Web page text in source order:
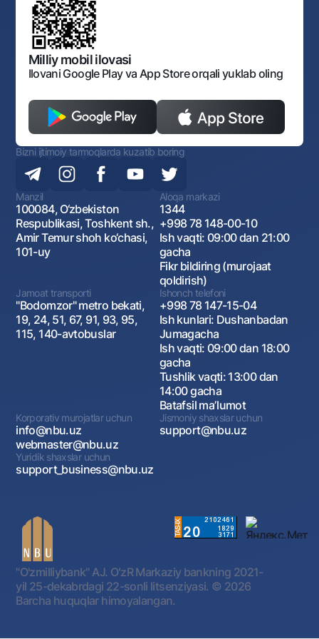
Sayt haritasi
O'zbekiston Respublikasi Tashqi Iqtisodiy Faoliyat Milliy
Bankining ish tartibi va rejimi
Ochiq ma'lumotlar
Monopoliyaga qarshi komplaens
Milliy mobil ilovasi
Ilovani Google Play va App Store orqali yuklab oling
Bizni ijtimoiy tarmoqlarda kuzatib boring
Manzil
100084, O‘zbekiston
Respublikasi, Toshkent sh.,
Amir Temur shoh ko‘chasi,
101-uy
Aloqa markazi
1344
+998 78 148-00-10
Ish vaqti: 09:00 dan 21:00
gacha
Fikr bildiring (murojaat
qoldirish)
Jamoat transporti
"Bodomzor" metro bekati,
19, 24, 51, 67, 91, 93, 95,
115, 140-avtobuslar
Ishonch telefoni
+998 78 147-15-04
Ish kunlari: Dushanbadan
Jumagacha
Ish vaqti: 09:00 dan 18:00
gacha
Tushlik vaqti: 13:00 dan
14:00 gacha
Batafsil maʼlumot
Korporativ murojatlar uchun
info@nbu.uz
webmaster@nbu.uz
Jismoniy shaxslar uchun
support@nbu.uz
Yuridik shaxslar uchun
support_business@nbu.uz
"O'zmilliybank" AJ. OʻzR Markaziy bankning 2021-
yil 25-dekabrdagi 22-sonli litsenziyasi. © 2026
Barcha huquqlar himoyalangan.